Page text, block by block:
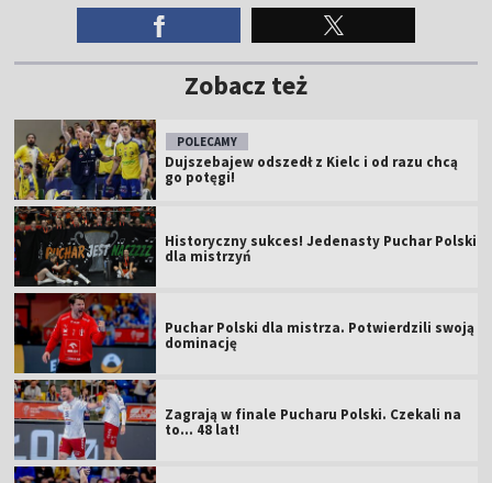
Zobacz też
POLECAMY
Dujszebajew odszedł z Kielc i od razu chcą
go potęgi!
Historyczny sukces! Jedenasty Puchar Polski
dla mistrzyń
Puchar Polski dla mistrza. Potwierdzili swoją
dominację
Zagrają w finale Pucharu Polski. Czekali na
to... 48 lat!